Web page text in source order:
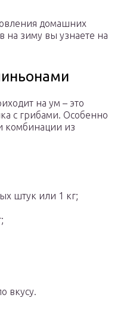
домашних
на зиму вы узнаете на
на ум – это
с грибами. Особенно
комбинации из
штук или 1 кг;
вкусу.